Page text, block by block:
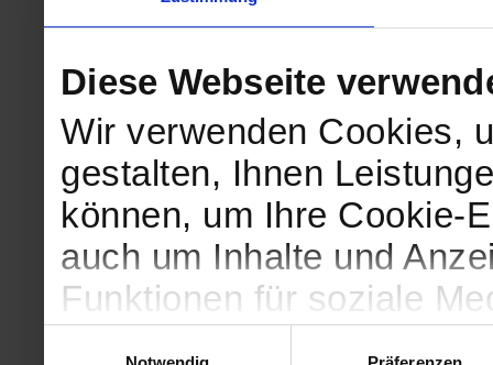
Diese Webseite
Wir verwenden Cookies,
gestalten, Ihnen
können, um Ihre Cookie-
auch um Inhalte und
Funktionen für soziale